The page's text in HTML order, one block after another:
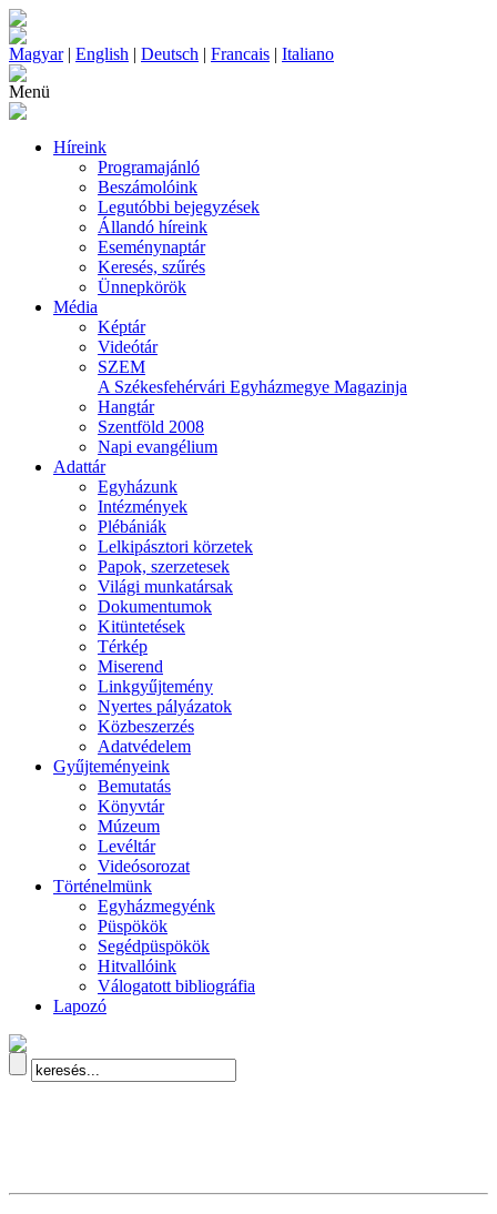
Magyar| English | Deutsch | Francais | Italiano
Menü
Híreink
Programajánló
Beszámolóink
Legutóbbi bejegyzések
Állandó híreink
Eseménynaptár
Keresés, szűrés
Ünnepkörök
Média
Képtár
Videótár
SZEM
A Székesfehérvári Egyházmegye Magazinja
Hangtár
Szentföld 2008
Napi evangélium
Adattár
Egyházunk
Intézmények
Plébániák
Lelkipásztori körzetek
Papok, szerzetesek
Világi munkatársak
Dokumentumok
Kitüntetések
Térkép
Miserend
Linkgyűjtemény
Nyertes pályázatok
Közbeszerzés
Adatvédelem
Gyűjteményeink
Bemutatás
Könyvtár
Múzeum
Levéltár
Videósorozat
Történelmünk
Egyházmegyénk
Püspökök
Segédpüspökök
Hitvallóink
Válogatott bibliográfia
Lapozó